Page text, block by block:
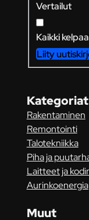
Vertailut
Kaikki
Liity
Kategoriat
Rakentaminen
Remontointi
Talotekniikka
Piha ja
Laitteet ja
Aurinkoenergia
Muut